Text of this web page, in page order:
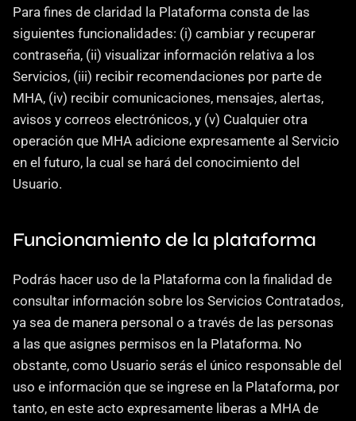
Para fines de claridad la Plataforma consta de las
siguientes funcionalidades: (i) cambiar y recuperar
contraseña, (ii) visualizar información relativa a los
Servicios, (iii) recibir recomendaciones por parte de
MHA, (iv) recibir comunicaciones, mensajes, alertas,
avisos y correos electrónicos, y (v) Cualquier otra
operación que MHA adicione expresamente al Servicio
en el futuro, la cual se hará del conocimiento del
Usuario.
Funcionamiento de la plataforma
Podrás hacer uso de la Plataforma con la finalidad de
consultar información sobre los Servicios Contratados,
ya sea de manera personal o a través de las personas
a las que asignes permisos en la Plataforma. No
obstante, como Usuario serás el único responsable del
uso e información que se ingrese en la Plataforma, por
tanto, en este acto expresamente liberas a MHA de